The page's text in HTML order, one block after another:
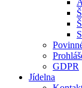
GDPR
Jídelna